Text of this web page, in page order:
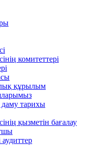
комитеттері
құрылым
даму тарихы
қызметін бағалау